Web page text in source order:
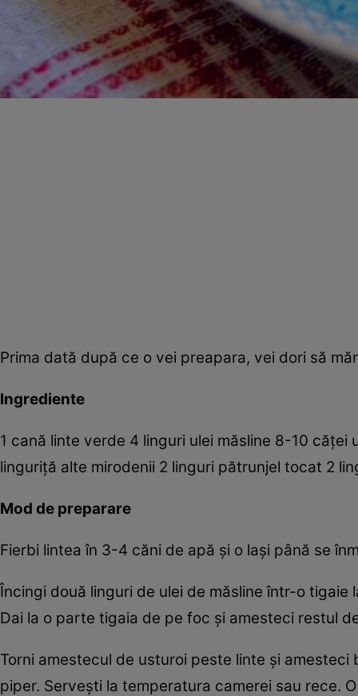
Prima dată după ce o vei preapara, vei dori să
Ingrediente
1 cană linte verde 4 linguri ulei măsline 8-10
linguriţă alte mirodenii 2 linguri pătrunjel tocat 2
Mod de preparare
Fierbi lintea în 3-4 căni de apă şi o laşi până se
Încingi două linguri de ulei de măsline într-o
Dai la o parte tigaia de pe foc şi amesteci restul
Torni amestecul de usturoi peste linte şi
piper. Serveşti la temperatura camerei sau rece.